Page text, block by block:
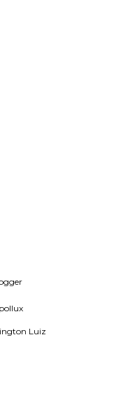
pollux
Luiz